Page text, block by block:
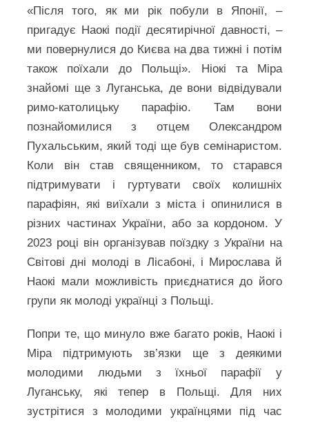
«Після того, як ми рік побули в Японії, –
пригадує Наокі події десятирічної давності, –
ми повернулися до Києва на два тижні і потім
також поїхали до Польщі». Ніокі та Міра
знайомі ще з Луганська, де вони відвідували
римо-католицьку парафію. Там вони
познайомилися з отцем Олександром
Пухальським, який тоді ще був семінаристом.
Коли він став священником, то старався
підтримувати і гуртувати своїх колишніх
парафіян, які виїхали з міста і опинилися в
різних частинах України, або за кордоном. У
2023 році він організував поїздку з України на
Світові дні молоді в Лісабоні, і Мирослава й
Наокі мали можливість приєднатися до його
групи як молоді українці з Польщі.
Попри те, що минуло вже багато років, Наокі і
Міра підтримують зв’язки ще з деякими
молодими людьми з їхньої парафії у
Луганську, які тепер в Польщі. Для них
зустрітися з молодими українцями під час